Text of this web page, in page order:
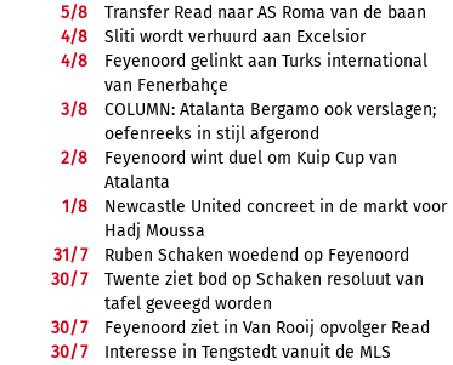
5/8
Transfer Read naar AS Roma van de baan
4/8
Sliti wordt verhuurd aan Excelsior
4/8
Feyenoord gelinkt aan Turks international
van Fenerbahçe
3/8
COLUMN: Atalanta Bergamo ook verslagen;
oefenreeks in stijl afgerond
2/8
Feyenoord wint duel om Kuip Cup van
Atalanta
1/8
Newcastle United concreet in de markt voor
Hadj Moussa
31/7
Ruben Schaken woedend op Feyenoord
30/7
Twente ziet bod op Schaken resoluut van
tafel geveegd worden
30/7
Feyenoord ziet in Van Rooij opvolger Read
30/7
Interesse in Tengstedt vanuit de MLS